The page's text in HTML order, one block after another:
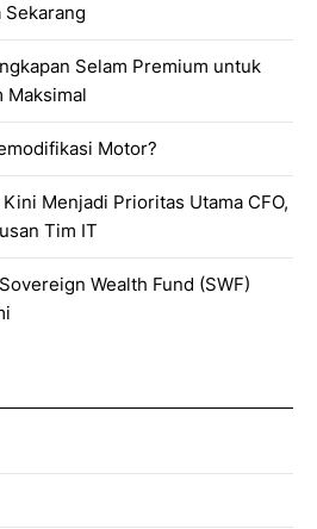
Selam Premium untuk
Maksimal
Motor?
Menjadi Prioritas Utama CFO,
Tim IT
Wealth Fund (SWF)